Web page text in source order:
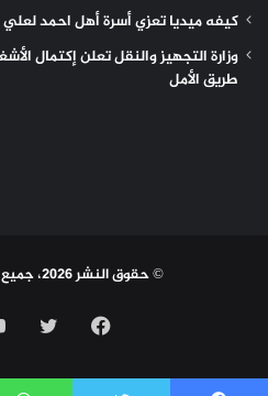
كيفه ميديا تعزي أسرة أهل احمد لعلي
وزارة التجهيز والنقل تعلن إكتمال
طريق الأمل
© حقوق النشر 2026، جميع الحقوق محفوظة |
فيسبوك